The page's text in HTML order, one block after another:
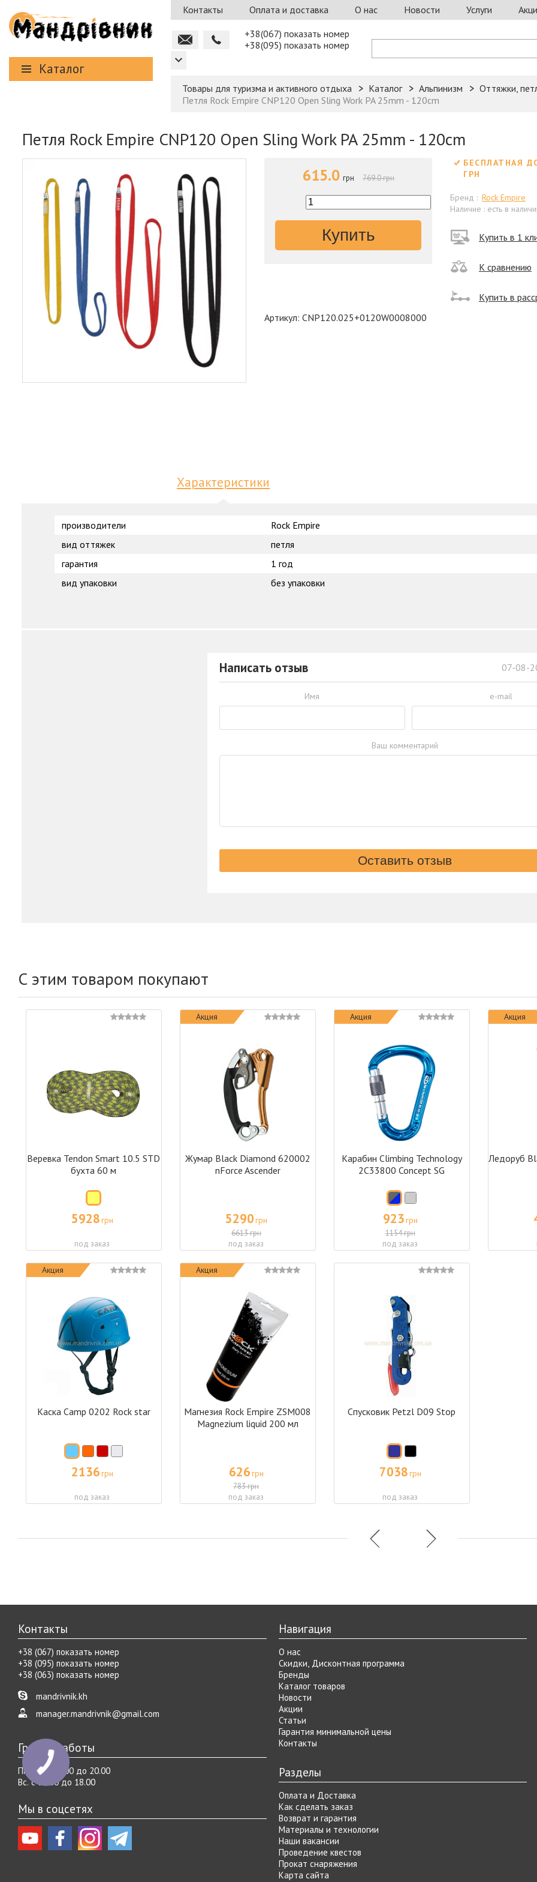
Каталог
Контакты Оплата и доставка О нас Новости Услуги
+38(067) показать номер
+38(095) показать номер
Товары для туризма и активного отдыха Каталог Альпинизм
Оттяжки,
Петля Rock Empire CNP120 Open Sling Work PA 25mm - 120cm
Петля Rock Empire CNP120 Open Sling Work PA 25mm - 120cm
БЕСПЛАТНАЯ
ГРН
Бренд : Rock Empire
Наличие : есть в
615.0 грн 769.0 грн
Купить Купить в 1
К сравнению
Купить в
Артикул: CNP120.025+0120W0008000
Характеристики
производители
Rock Empire
вид оттяжек
петля
гарантия
1 год
вид упаковки
без упаковки
Написать отзыв 07-08-
Имя e-mail
Ваш комментарий
С этим товаром покупают
Веревка Tendon Smart 10.5 STD
бухта 60 м
5928грн
под заказ
Акция
Жумар Black Diamond 620002
nForce Ascender
5290грн
6613 грн
под заказ
Акция
Карабин Climbing Technology
2C33800 Concept SG
923грн
1154 грн
под заказ
Акция
Ледоруб
Акция
Каска Camp 0202 Rock star
2136грн
под заказ
Акция
Магнезия Rock Empire ZSM008
Magnezium liquid 200 мл
626грн
783 грн
под заказ
Спусковик Petzl D09 Stop
7038грн
под заказ
Контакты
+38 (067) показать номер
+38 (095) показать номер
+38 (063) показать номер
mandrivnik.kh
manager.mandrivnik@gmail.com
График работы
Пн.-Cб. с 10.00 до 20.00
Вс. с 10.00 до 18.00
Мы в соцсетях
Навигация
О нас
Скидки, Дисконтная программа
Бренды
Каталог товаров
Новости
Акции
Статьи
Гарантия минимальной цены
Контакты
Разделы
Оплата и Доставка
Как сделать заказ
Возврат и гарантия
Материалы и технологии
Наши вакансии
Проведение квестов
Прокат снаряжения
Карта сайта